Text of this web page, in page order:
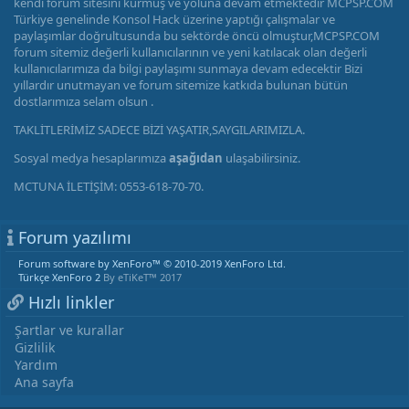
Türkiye genelinde Konsol Hack üzerine yaptığı çalışmalar ve
paylaşımlar doğrultusunda bu sektörde öncü olmuştur,MCPSP.COM
forum sitemiz değerli kullanıcılarının ve yeni katılacak olan değerli
kullanıcılarımıza da bilgi paylaşımı sunmaya devam edecektir Bizi
yıllardır unutmayan ve forum sitemize katkıda bulunan bütün
dostlarımıza selam olsun .
TAKLİTLERİMİZ SADECE BİZİ YAŞATIR,SAYGILARIMIZLA.
Sosyal medya hesaplarımızaaşağıdan ulaşabilirsiniz.
MCTUNA İLETİŞİM: 0553-618-70-70.
Forum yazılımı
Forum software by XenForo™ © 2010-2019 XenForo Ltd.
Türkçe XenForo 2 By eTiKeT™ 2017
Hızlı linkler
Şartlar ve kurallar
Gizlilik
Yardım
Ana sayfa